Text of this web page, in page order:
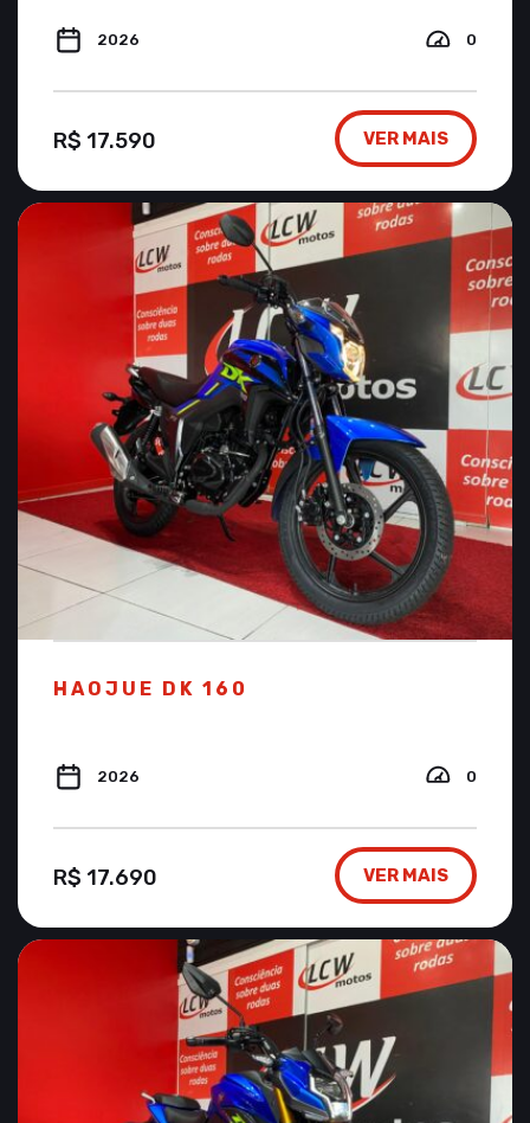
2026 0
R$ 17.590 VER MAIS
HAOJUE DK 160
2026 0
R$ 17.690 VER MAIS